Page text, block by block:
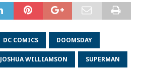
DC COMICS DOOMSDAY
JOSHUA WILLIAMSON SUPERMAN